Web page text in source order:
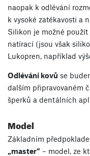
naopak k odlévání
k vysoké zatékavosti a
Silikon je možné
natírací (jsou však
Lukopren, například
Odlévání kovů se
dalším připravovaném
šperků a dentálních
Model
Základním
„master” – model, ze